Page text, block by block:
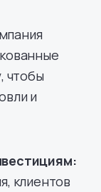
чтобы
и
клиентов